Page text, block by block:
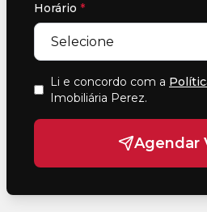
Horário *
Li e concordo com a
Imobiliária Perez.
Agendar